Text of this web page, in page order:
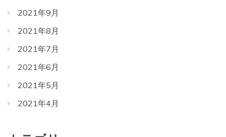
2021年9月
2021年8月
2021年7月
2021年6月
2021年5月
2021年4月